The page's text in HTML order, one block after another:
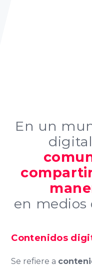
En un
en medios
Contenidos
Se refiere a